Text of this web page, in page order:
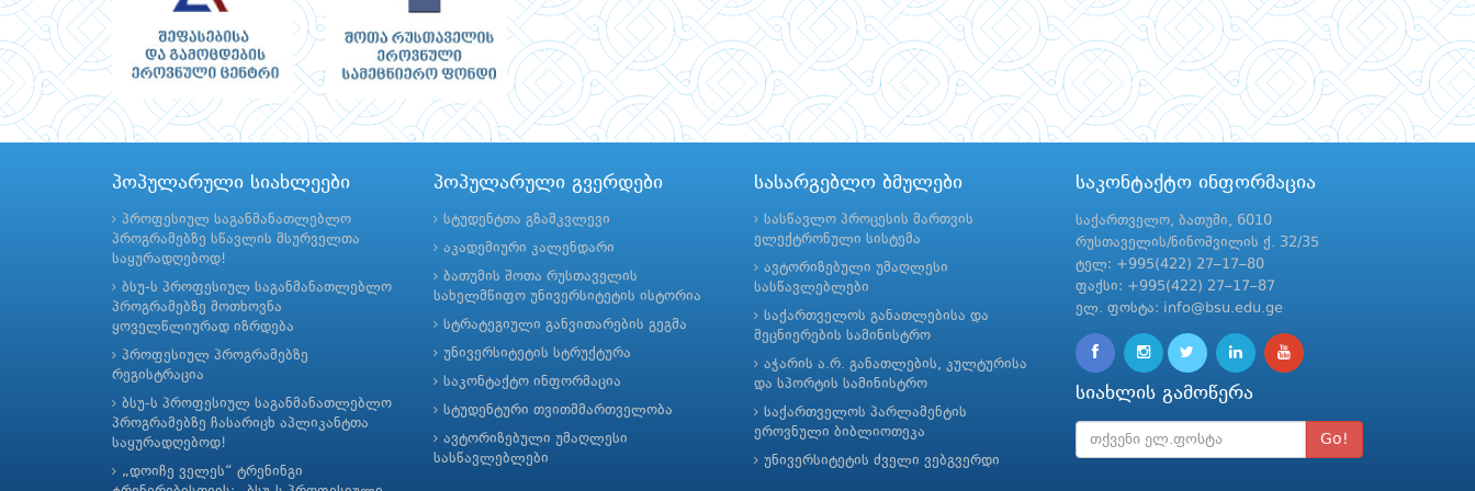
პოპულარული სიახლეები
პროფესიულ საგანმანათლებლო
პროგრამებზე სწავლის მსურველთა
საყურადღებოდ!
ბსუ-ს პროფესიულ საგანმანათლებლო
პროგრამებზე მოთხოვნა
ყოველწლიურად იზრდება
პროფესიულ პროგრამებზე
რეგისტრაცია
ბსუ-ს პროფესიულ საგანმანათლებლო
პროგრამებზე ჩასარიცხ აპლიკანტთა
საყურადღებოდ!
„დოიჩე ველეს“ ტრენინგი
პოპულარული გვერდები
სტუდენტთა გზამკვლევი
აკადემიური კალენდარი
ბათუმის შოთა რუსთაველის
სახელმწიფო უნივერსიტეტის ისტორია
სტრატეგიული განვითარების გეგმა
უნივერსიტეტის სტრუქტურა
საკონტაქტო ინფორმაცია
სტუდენტური თვითმმართველობა
ავტორიზებული უმაღლესი
სასწავლებლები
სასარგებლო ბმულები
სასწავლო პროცესის მართვის
ელექტრონული სისტემა
ავტორიზებული უმაღლესი
სასწავლებლები
საქართველოს განათლებისა და
მეცნიერების სამინისტრო
აჭარის ა.რ. განათლების, კულტურისა
და სპორტის სამინისტრო
საქართველოს პარლამენტის
ეროვნული ბიბლიოთეკა
უნივერსიტეტის ძველი ვებგვერდი
საკონტაქტო ინფორმაცია
საქართველო, ბათუმი, 6010
რუსთაველის/ნინოშვილის ქ. 32/35
ტელ: +995(422) 27–17–80
ფაქსი: +995(422) 27–17–87
ელ. ფოსტა: info@bsu.edu.ge
სიახლის გამოწერა
Go!